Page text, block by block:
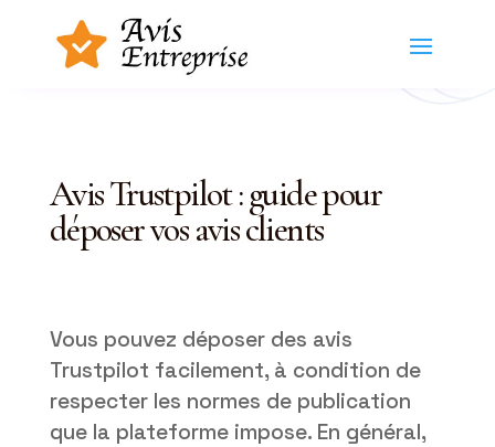
Avis Trustpilot : guide pour
déposer vos avis clients
Vous pouvez déposer des avis
Trustpilot facilement, à condition de
respecter les normes de publication
que la plateforme impose. En général,